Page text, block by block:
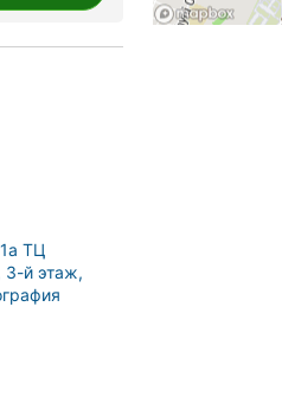
ТЦ
3-й этаж,